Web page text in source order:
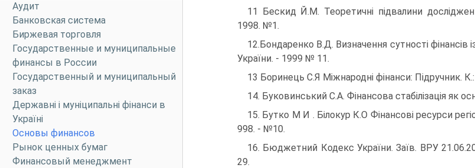
Аудит
Банковская система
Биржевая торговля
Государственные и муниципальные
финансы в России
Государственный и муниципальный
заказ
Державні і муніципальні фінанси в
Україні
Основы финансов
Рынок ценных бумаг
Финансовый менеджмент
11 Бескид Й.М. Теоретичні підвалини
1998. №1.
12.Бондаренко В.Д. Визначення сутності фінансів
України. - 1999 № 11.
13 Боринець С.Я Міжнародні фінанси: Підручник.
14. Буковинський С.А. Фінансова стабілізація як
15. Бутко М И . Білокур К.О Фінансові ресурси
998. - №10.
16. Бюджетний Кодекс України. Заїв. ВРУ
29.